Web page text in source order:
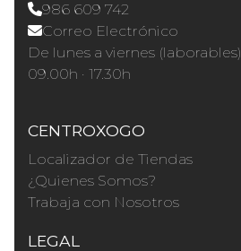
986 609 742
Correo Electrónico
De lunes a viernes (laborables)
09.00h · 17.30h
CENTROXOGO
Localizador de Tiendas
¿Quienes Somos?
Trabaja con Nosotros
LEGAL